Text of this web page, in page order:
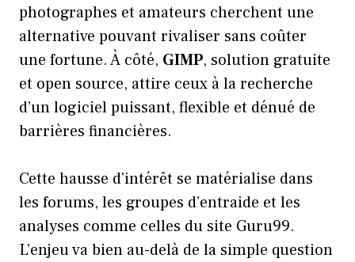
photographes et amateurs cherchent une
alternative pouvant rivaliser sans coûter
une fortune. À côté, GIMP, solution gratuite
et open source, attire ceux à la recherche
d’un logiciel puissant, flexible et dénué de
barrières financières.
Cette hausse d’intérêt se matérialise dans
les forums, les groupes d’entraide et les
analyses comme celles du site Guru99.
L’enjeu va bien au-delà de la simple question